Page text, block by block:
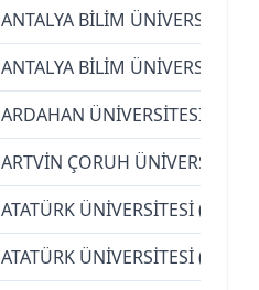
ANTALYA BİLİM ÜNİVERSİTESİ
ANTALYA BİLİM ÜNİVERSİTESİ
ARDAHAN ÜNİVERSİTESİ
ARTVİN ÇORUH ÜNİVERSİTESİ
ATATÜRK ÜNİVERSİTESİ
ATATÜRK ÜNİVERSİTESİ